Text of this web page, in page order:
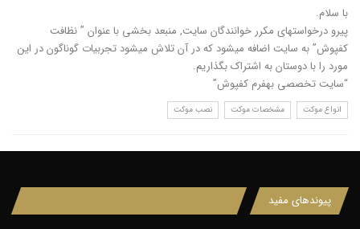
با سلام.
پیرو درخواستهای مکرر خوانندگان سایت, منبعد بخشی با عنوان ” نظافت
کفپوش” به سایت اضافه میشود که در آن تلاش میشود تجربیات گوناگون در این
مورد را با دوستان به اشتراک بگذاریم.
“سایت تخصصی بهفرم کفپوش”
انواع موکت مشخصات موکت نصب موکت
پیوندهای مفید